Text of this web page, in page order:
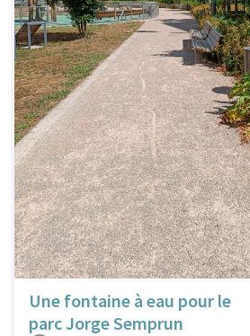
Une fontaine à eau pour le
parc Jorge Semprun